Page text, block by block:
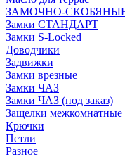
ЗАМОЧНО-
Замки СТАНДАРТ
Замки S-Locked
Доводчики
Задвижки
Замки врезные
Замки ЧАЗ
Замки ЧАЗ (под заказ)
Защелки межкомнатные
Крючки
Петли
Разное